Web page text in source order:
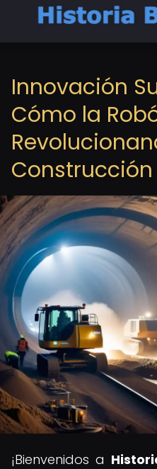
Innovación
Cómo la
Construcción
¡Bienvenidos a